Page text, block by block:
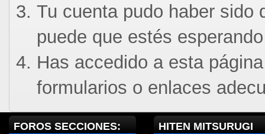
Tu cuenta pudo haber sido
puede que estés
Has accedido a esta
formularios o enlaces
FOROS SECCIONES: HITEN MITSURUGI